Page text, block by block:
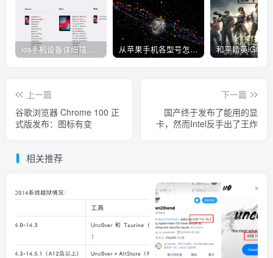
ios手机设备详细插件平刷教程 从苹果手机各型号怎么越狱到怎么开科技完整教程
上一篇
谷歌浏览器 Chrome 100 正
式版发布：图标有变
下一篇
国产终于发布了能用的显
卡，然而Intel反手出了王炸
相关推荐